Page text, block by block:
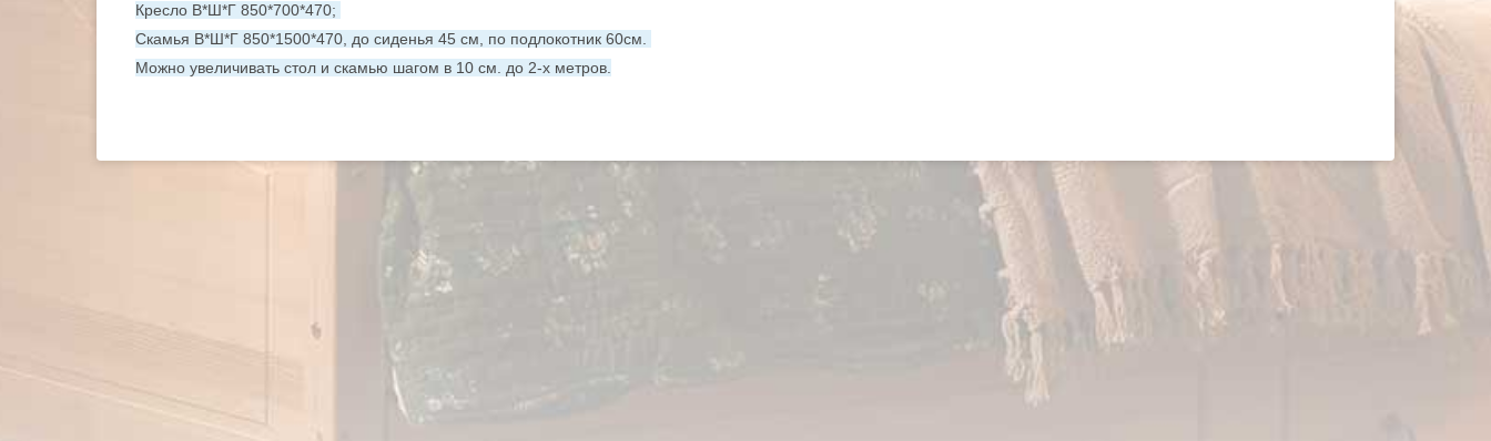
Кресло В*Ш*Г 850*700*470;
Скамья В*Ш*Г 850*1500*470 , до сиденья 45 см, по подлокотник 60см.
Можно увеличивать стол и скамью шагом в 10 см. до 2-х метров.